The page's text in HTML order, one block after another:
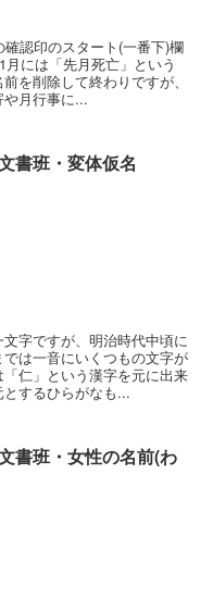
認印のスタート(一番下)欄
には「先月死亡」という
を削除して終わりですが、
月行事に...
書班・変体仮名
字ですが、明治時代中頃に
は一音にいくつもの文字が
仁」という漢字を元に出来
するひらがなも...
書班・女性の名前(わ